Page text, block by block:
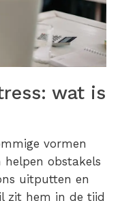
wat is
vormen
helpen obstakels
uitputten en
zit hem in de tijd